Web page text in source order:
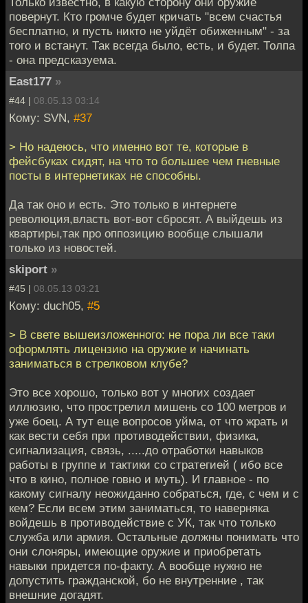
повернут. Кто громче будет кричать "всем счастья
бесплатно, и пусть никто не уйдёт обиженным" - за
того и встанут. Так всегда было, есть, и будет. Толпа
- она предсказуема.
East177 »
#44 | 08.05.13 03:14
Кому: SVN, #37
> Но надеюсь, что именно вот те, которые в
фейсбуках сидят, на что то большее чем гневные
посты в интернетиках не способны.
Да так оно и есть. Это только в интернете
революция,власть вот-вот сбросят. А выйдешь из
квартиры,так про оппозицию вообще слышали
только из новостей.
skiport »
#45 | 08.05.13 03:21
Кому: duch05, #5
> В свете вышеизложенного: не пора ли все таки
оформлять лицензию на оружие и начинать
заниматься в стрелковом клубе?
Это все хорошо, только вот у многих создает
иллюзию, что прострелил мишень со 100 метров и
уже боец. А тут еще вопросов уйма, от что жрать и
как вести себя при противодействии, физика,
сигнализация, связь, .....до отработки навыков
работы в группе и тактики со стратегией ( ибо все
что в кино, полное говно и муть). И главное - по
какому сигналу неожиданно собраться, где, с чем и с
кем? Если всем этим заниматься, то наверняка
войдешь в противодействие с УК, так что только
служба или армия. Остальные должны понимать что
они слоняры, имеющие оружие и приобретать
навыки придется по-факту. А вообще нужно не
допустить гражданской, бо не внутренние , так
внешние догадят.